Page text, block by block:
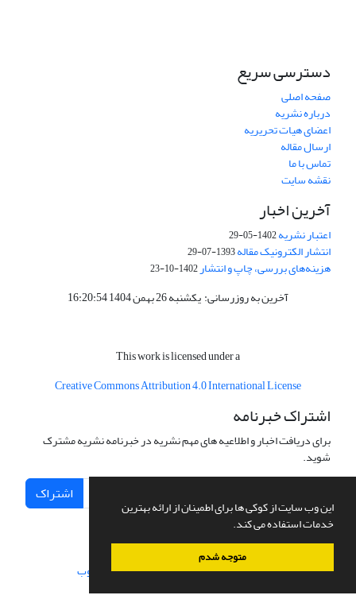
این وب سایت از کوکی ها برای اطمینان از ارائه بهترین
خدمات استفاده می کند.
متوجه شدم
دسترسی سریع
صفحه اصلی
درباره نشریه
اعضای هیات تحریریه
ارسال مقاله
تماس با ما
نقشه سایت
آخرین اخبار
اعتبار نشریه1402-05-29
انتشار الکترونیک مقاله1393-07-29
هزینه‌های بررسی، چاپ و انتشار1402-10-23
آخرین به روزرسانی: یکشنبه 26 بهمن 1404 16:20:54
This work is licensed under a
CreativeCommons Attribution 4.0 International License
اشتراک خبرنامه
برای دریافت اخبار و اطلاعیه های مهم نشریه در خبرنامه نشریه مشترک
شوید.
اشتراک
سامانه مدیریت نشریات علمی.طراحی و پیاده سازی از سیناوب